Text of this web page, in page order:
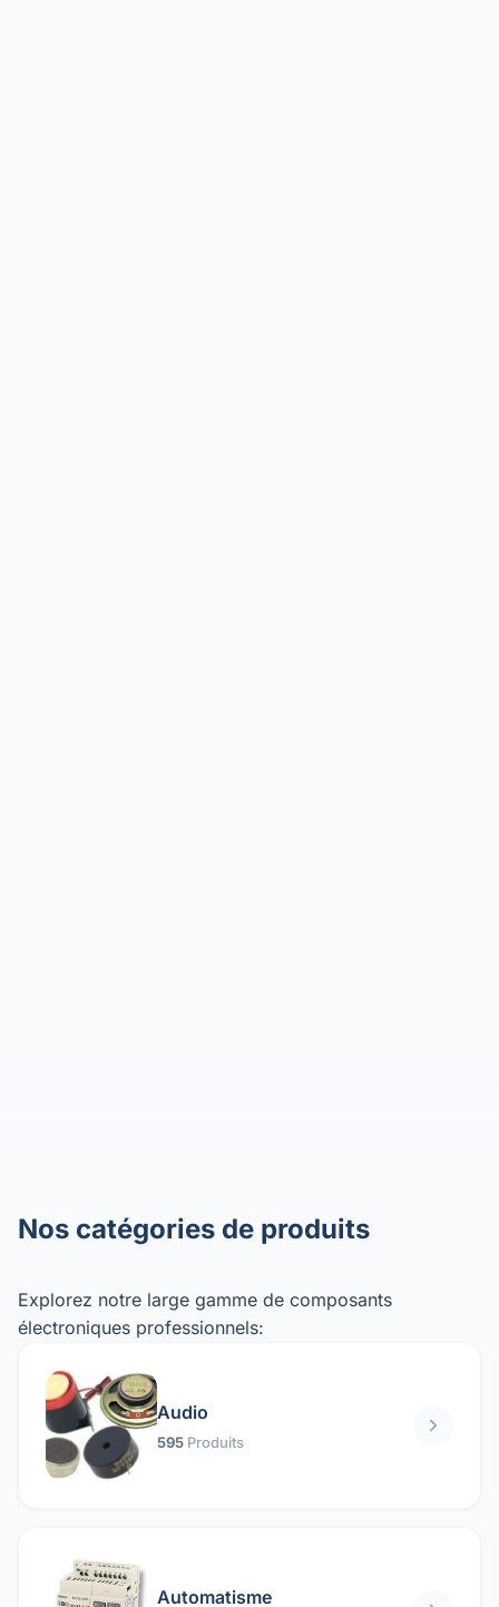
Nos catégories de produits
Explorez notre large gamme de composants
électroniques professionnels:
Audio
595 Produits
Automatisme